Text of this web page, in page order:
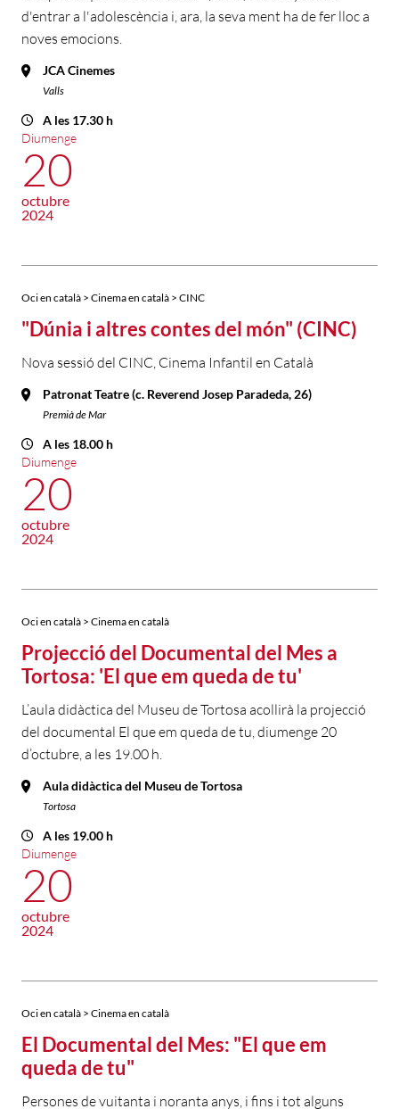
d'entrar a l'adolescència i, ara, la seva ment ha de fer lloc a
noves emocions.
JCA Cinemes
Valls
A les 17.30 h
Diumenge
20
octubre
2024
Oci en català > Cinema en català > CINC
"Dúnia i altres contes del món" (CINC)
Nova sessió del CINC, Cinema Infantil en Català
Patronat Teatre (c. Reverend Josep Paradeda, 26)
Premià de Mar
A les 18.00 h
Diumenge
20
octubre
2024
Oci en català > Cinema en català
Projecció del Documental del Mes a
Tortosa: 'El que em queda de tu'
L’aula didàctica del Museu de Tortosa acollirà la projecció
del documental El que em queda de tu, diumenge 20
d’octubre, a les 19.00 h.
Aula didàctica del Museu de Tortosa
Tortosa
A les 19.00 h
Diumenge
20
octubre
2024
Oci en català > Cinema en català
El Documental del Mes: "El que em
queda de tu"
Persones de vuitanta i noranta anys, i fins i tot alguns